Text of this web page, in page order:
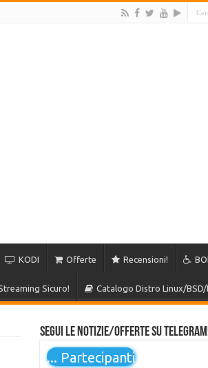
KODI Offerte Recensioni!
Sicuro! Catalogo Distro Linux/BSD/
Segui le notizie/offerte su
... Partecipanti